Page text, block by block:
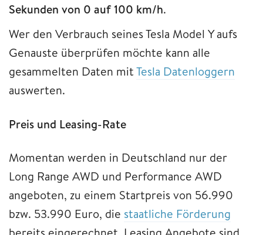
Sekunden von 0 auf 100 km/h.
Wer den Verbrauch seines Tesla Model Y aufs
Genauste überprüfen möchte kann alle
gesammelten Daten mitTesla Datenloggern
auswerten.
Preis und Leasing-Rate
Momentan werden in Deutschland nur der
Long Range AWD und Performance AWD
angeboten, zu einem Startpreis von 56.990
bzw. 53.990 Euro, die staatliche Förderung